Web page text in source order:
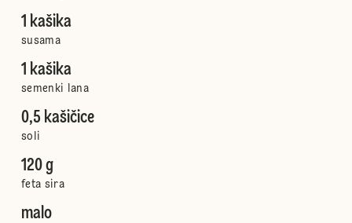
1 kašika
susama
1 kašika
semenki lana
0,5 kašičice
soli
120 g
feta sira
malo